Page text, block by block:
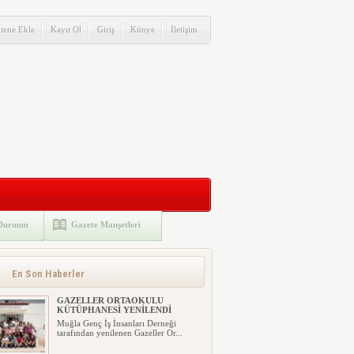
Ekle Kayıt Ol Giriş Künye İletişim
Gazete Manşetleri
En Son Haberler
GAZELLER ORTAOKULU
KÜTÜPHANESİ YENİLENDİ
Muğla Genç İş İnsanları Derneği
tarafından yenilenen Gazeller Or...